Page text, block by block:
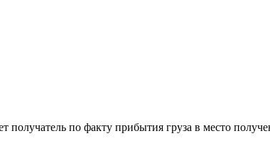
по факту прибытия груза в место